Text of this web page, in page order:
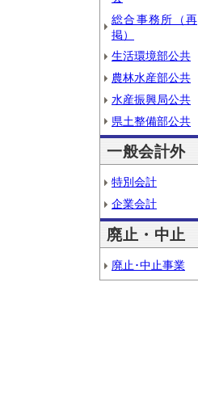
総合事務所（再
掲）
生活環境部公共
農林水産部公共
水産振興局公共
県土整備部公共
一般会計外
特別会計
企業会計
廃止・中止
廃止･中止事業